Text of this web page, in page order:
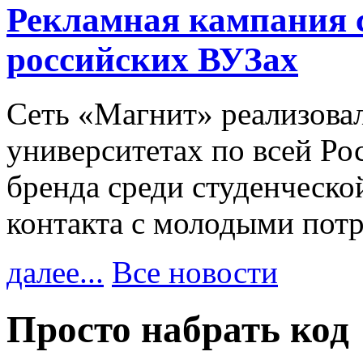
Рекламная кампания
российских ВУЗах
Сеть «Магнит»
университетах по всей
бренда среди
контакта с молодыми
далее... Все новости
Просто набрать код